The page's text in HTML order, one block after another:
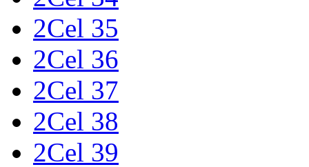
2Cel 35
2Cel 36
2Cel 37
2Cel 38
2Cel 39